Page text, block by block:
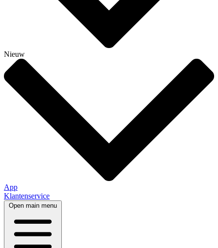
Nieuw
App
Klantenservice
Open main menu